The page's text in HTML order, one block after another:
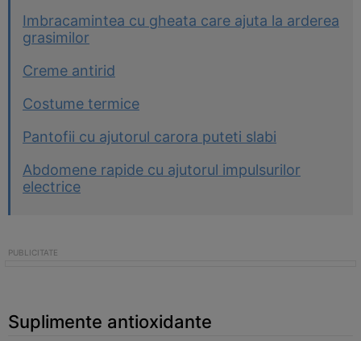
Imbracamintea cu gheata care ajuta la arderea
grasimilor
Creme antirid
Costume termice
Pantofii cu ajutorul carora puteti slabi
Abdomene rapide cu ajutorul impulsurilor
electrice
Suplimente antioxidante